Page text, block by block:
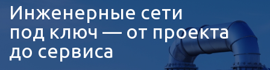
Инженерные сети
под ключ — от проекта
до сервиса